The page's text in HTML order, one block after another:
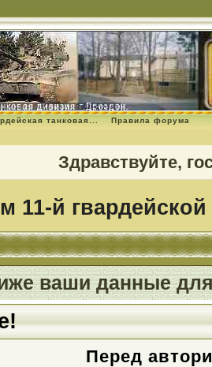
танковая... Правила форума
Здравствуйте,
11-й гвардейской
ваши данные
Перед